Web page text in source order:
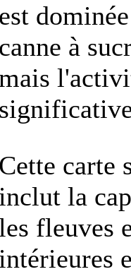
est
canne à
Cette carte
inclut la
fleuves
intérieures